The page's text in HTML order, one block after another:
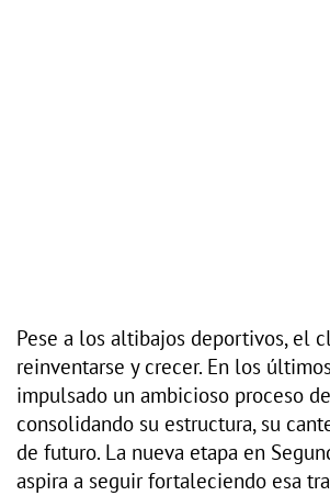
Pese a los altibajos deportivos, el
reinventarse y crecer. En los
impulsado un ambicioso proceso
consolidando su estructura, su
de futuro. La nueva etapa en
aspira a seguir fortaleciendo esa